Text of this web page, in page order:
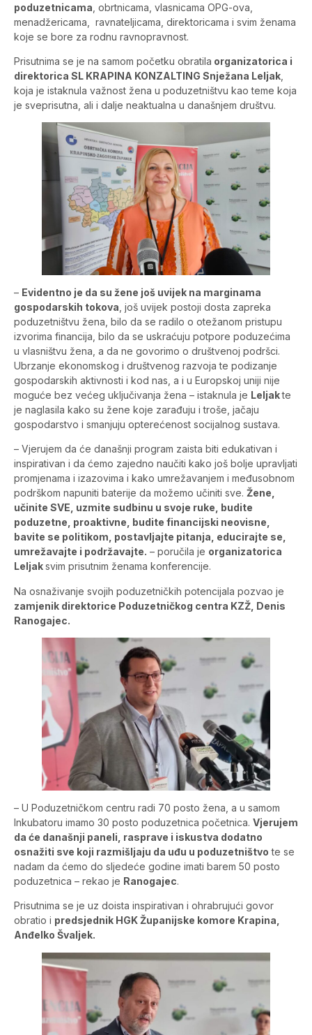
poduzetnicama , obrtnicama, vlasnicama OPG-ova,
menadžericama, ravnateljicama, direktoricama i svim ženama
koje se bore za rodnu ravnopravnost.
Prisutnima se je na samom početku obratila organizatorica i
direktorica SL KRAPINA KONZALTING Snježana Leljak
koja je istaknula važnost žena u poduzetništvu kao teme koja
je sveprisutna, ali i dalje neaktualna u današnjem društvu.
– Evidentno je da su žene još uvijek na marginama
gospodarskih tokova , još uvijek postoji dosta zapreka
poduzetništvu žena, bilo da se radilo o otežanom pristupu
izvorima financija, bilo da se uskraćuju potpore poduzećima
u vlasništvu žena, a da ne govorimo o društvenoj podršci.
Ubrzanje ekonomskog i društvenog razvoja te podizanje
gospodarskih aktivnosti i kod nas, a i u Europskoj uniji nije
moguće bez većeg uključivanja žena – istaknula je Leljakte
je naglasila kako su žene koje zarađuju i troše, jačaju
gospodarstvo i smanjuju opterećenost socijalnog sustava.
– Vjerujem da će današnji program zaista biti edukativan i
inspirativan i da ćemo zajedno naučiti kako još bolje upravljati
promjenama i izazovima i kako umrežavanjem i međusobnom
podrškom napuniti baterije da možemo učiniti sve. Žene,
učinite SVE, uzmite sudbinu u svoje ruke, budite
poduzetne, proaktivne, budite financijski neovisne,
bavite se politikom, postavljajte pitanja, educirajte se,
umrežavajte i podržavajte. – poručila je organizatorica
Leljaksvim prisutnim ženama konferencije.
Na osnaživanje svojih poduzetničkih potencijala pozvao je
zamjenik direktorice Poduzetničkog centra KZŽ, Denis
Ranogajec.
– U Poduzetničkom centru radi 70 posto žena, a u samom
Inkubatoru imamo 30 posto poduzetnica početnica. Vjerujem
da će današnji paneli, rasprave i iskustva dodatno
osnažiti sve koji razmišljaju da uđu u poduzetništvo te se
nadam da ćemo do sljedeće godine imati barem 50 posto
poduzetnica – rekao je Ranogajec.
Prisutnima se je uz doista inspirativan i ohrabrujući govor
obratio i predsjednik HGK Županijske komore Krapina,
Anđelko Švaljek.